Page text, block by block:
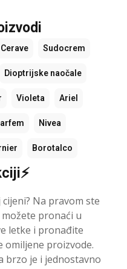
Cerave Sudocrem
Dioptrijske naočale
Violeta Ariel
Nivea
Borotalco
Na pravom ste
pronaći u
letke i pronađite
omiljene proizvode.
brzo je i jednostavno